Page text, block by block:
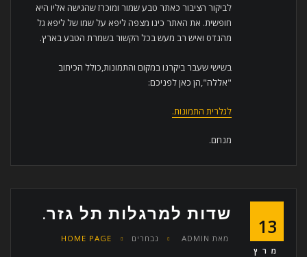
לביקור הציבור כאתר טבע שמור ומוכרז שהגישה אליו היא
חופשית. את האתר כינו מצפה ליפא על שמו של ליפא גל
מהנדס ואיש רב מעש בכל הקשור בשמרת הטבע בארץ.
בשישי שעבר ביקרנו במקום והתמונות,כולל הכיתוב
"אללה",הן כאן לפניכם:
לגלרית התמונות.
מנחם.
13
מרץ
שדות למרגלות תל גזר.
מאת ADMIN נבחרים HOME PAGE